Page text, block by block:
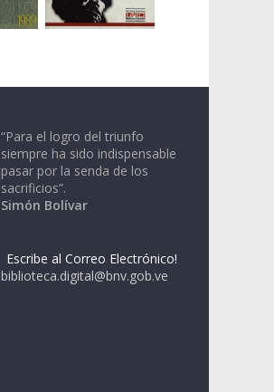
“Para el logro del triunfo
siempre ha sido indispensable
pasar por la senda de los
sacrificios”.
Simón Bolívar
Escribe al Correo Electrónico!
biblioteca.digital@bnv.gob.ve